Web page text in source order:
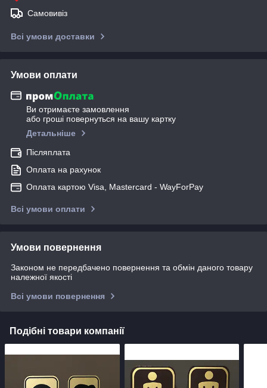
Самовивіз
Всі умови доставки
Умови оплати
Ви отримаєте замовлення
або гроші повернуться на вашу картку
Детальніше
Післяплата
Оплата на рахунок
Оплата картою Visa, Mastercard - WayForPay
Всі умови оплати
Умови повернення
Законом не передбачено повернення та обмін даного товару
належної якості
Всі умови повернення
Подібні товари компанії